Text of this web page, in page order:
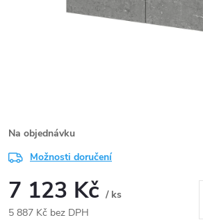
Na objednávku
Možnosti doručení
7 123 Kč / ks
5 887 Kč bez DPH